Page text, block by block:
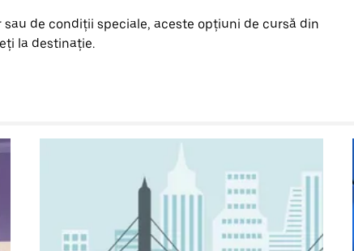
de condiții speciale, aceste opțiuni de cursă din
la destinație.